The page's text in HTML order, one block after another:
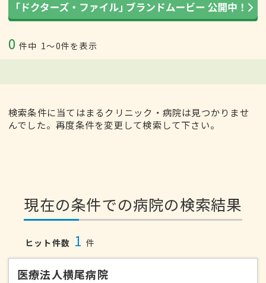
0 件中 1〜0件を表示
検索条件に当てはまるクリニック・病院は見つかりませ
んでした。再度条件を変更して検索して下さい。
現在の条件での病院の検索結果
ヒット件数 1 件
医療法人横尾病院